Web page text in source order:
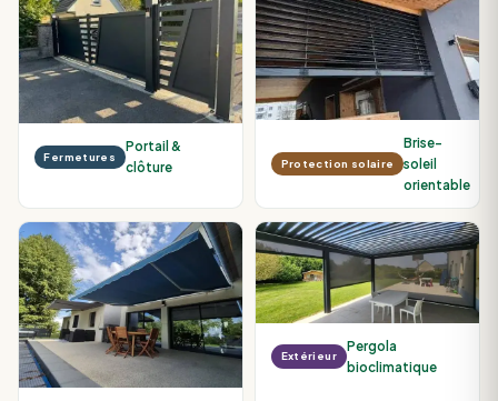
Fermetures
Portail &
clôture
Protection solaire
Brise-
soleil
orientable
Extérieur
Pergola
bioclimatique